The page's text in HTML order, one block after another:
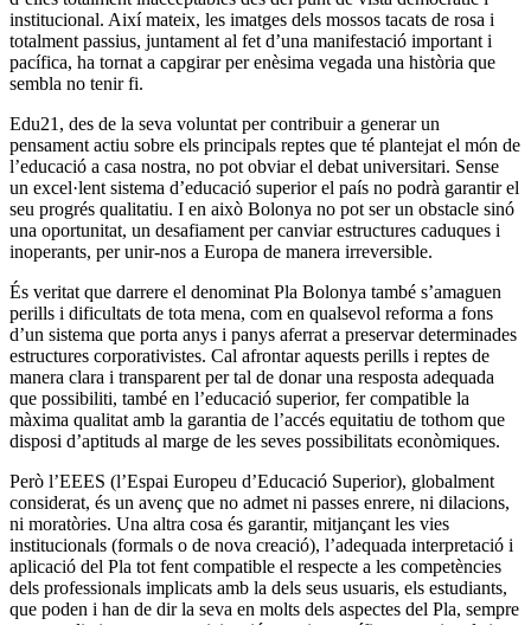
institucional. Així mateix, les imatges dels mossos tacats de rosa i
totalment passius, juntament al fet d’una manifestació important i
pacífica, ha tornat a capgirar per enèsima vegada una història que
sembla no tenir fi.
Edu21, des de la seva voluntat per contribuir a generar un
pensament actiu sobre els principals reptes que té plantejat el món de
l’educació a casa nostra, no pot obviar el debat universitari. Sense
un excel·lent sistema d’educació superior el país no podrà garantir el
seu progrés qualitatiu. I en això Bolonya no pot ser un obstacle sinó
una oportunitat, un desafiament per canviar estructures caduques i
inoperants, per unir-nos a Europa de manera irreversible.
És veritat que darrere el denominat Pla Bolonya també s’amaguen
perills i dificultats de tota mena, com en qualsevol reforma a fons
d’un sistema que porta anys i panys aferrat a preservar determinades
estructures corporativistes. Cal afrontar aquests perills i reptes de
manera clara i transparent per tal de donar una resposta adequada
que possibiliti, també en l’educació superior, fer compatible la
màxima qualitat amb la garantia de l’accés equitatiu de tothom que
disposi d’aptituds al marge de les seves possibilitats econòmiques.
Però l’EEES (l’Espai Europeu d’Educació Superior), globalment
considerat, és un avenç que no admet ni passes enrere, ni dilacions,
ni moratòries. Una altra cosa és garantir, mitjançant les vies
institucionals (formals o de nova creació), l’adequada interpretació i
aplicació del Pla tot fent compatible el respecte a les competències
dels professionals implicats amb la dels seus usuaris, els estudiants,
que poden i han de dir la seva en molts dels aspectes del Pla, sempre